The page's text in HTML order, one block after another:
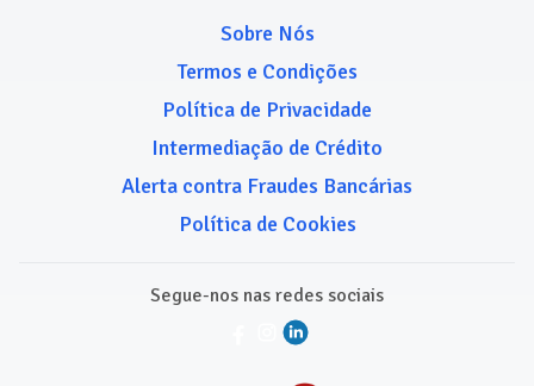
Sobre Nós
Termos e Condições
Política de Privacidade
Intermediação de Crédito
Alerta contra Fraudes Bancárias
Política de Cookies
Segue-nos nas redes sociais